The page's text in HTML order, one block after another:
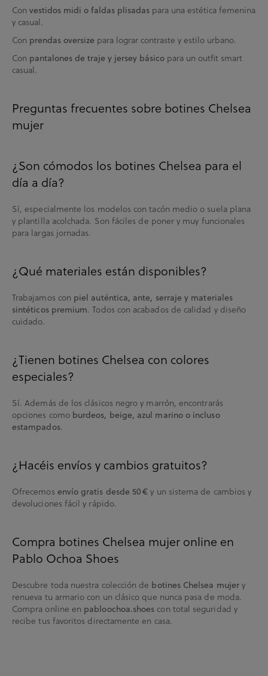
Con vestidos midi o faldas plisadas para una estética femenina
y casual.
Con prendas oversize para lograr contraste y estilo urbano.
Con pantalones de traje y jersey básico para un outfit smart
casual.
Preguntas frecuentes sobre botines Chelsea
mujer
¿Son cómodos los botines Chelsea para el
día a día?
Sí, especialmente los modelos con tacón medio o suela plana
y plantilla acolchada. Son fáciles de poner y muy funcionales
para largas jornadas.
¿Qué materiales están disponibles?
Trabajamos con piel auténtica, ante, serraje y materiales
sintéticos premium. Todos con acabados de calidad y diseño
cuidado.
¿Tienen botines Chelsea con colores
especiales?
Sí. Además de los clásicos negro y marrón, encontrarás
opciones como burdeos, beige, azul marino o incluso
estampados.
¿Hacéis envíos y cambios gratuitos?
Ofrecemos envío gratis desde 50 € y un sistema de cambios y
devoluciones fácil y rápido.
Compra botines Chelsea mujer online en
Pablo Ochoa Shoes
Descubre toda nuestra colección de botines Chelsea mujery
renueva tu armario con un clásico que nunca pasa de moda.
Compra online en pabloochoa.shoes con total seguridad y
recibe tus favoritos directamente en casa.